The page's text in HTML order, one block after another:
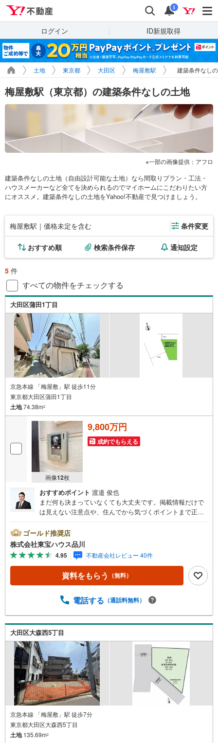
検索 通知
i
ログイン ID新規取得
土地 東京都 大田区 梅屋敷駅 建築条件なし
梅屋敷駅（東京都）の建築条件なしの土地
一部の画像提供：アフロ
建築条件なしの土地（自由設計可能な土地）なら間取りプラン・工法・
ハウスメーカーなど全てを決められるのでマイホームにこだわりたい方
にオススメ。建築条件なしの土地をYahoo!不動産で見つけましょう。
梅屋敷駅｜価格未定を含む 条件変更
おすすめ順 検索条件保存 通知設定
5 件
すべての物件をチェックする
大田区蒲田1丁目
京急本線 「梅屋敷」駅 徒歩11分
東京都大田区蒲田1丁目
土地74.38m2
画像12枚
9,800万円
成約でもらえる
おすすめポイント 渡邉 俊也
まだ何も決まっていなくても大丈夫です。掲載情報だけで
は見えない注意点や、住んでから気づくポイントまで正直
とも包み隠さずお伝えし、「納得して選ぶ」ためのサポー
トを大切にしています。現地でしか分からないリアルな情
報も含めて、一緒に後悔しない住まい探しを進めていきま
しょう。まずはお気軽にご相談ください。【Yahoo！ 不動
産キャンペーン対象店舗】当店で物件を成約するとPayPay
ボーナスライトがもらえる「Yahoo！ 不動産 物件ご成約キ
予約をする」ボタンからお問い合わせください。※必ずYah
スライトは出金と譲渡はできません。ご案内・詳細な資料
のご請求はお気軽にどうぞ♪お電話でのお問い合わせも常
時受け付けております！お気軽にお問い合わせください。
ゴールド推奨店
株式会社東宝ハウス品川
4.95 不動産会社レビュー 40件
資料をもらう （無料）
電話する （通話料無料）
大田区大森西5丁目
京急本線 「梅屋敷」駅 徒歩7分
東京都大田区大森西5丁目
土地135.69m2